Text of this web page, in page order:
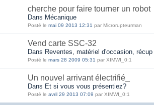
cherche pour faire tourner un robot
Dans Mécanique
Posté le mai 09 2013 12:31 par Microrupteurman
Vend carte SSC-32
Dans Reventes, matériel d'occasion, récup
Posté le mars 28 2009 05:31 par XIMWI_0:1
Un nouvel arrivant électrifié_
Dans Et si vous vous présentiez?
Posté le avril 29 2013 07:09 par XIMWI_0:1